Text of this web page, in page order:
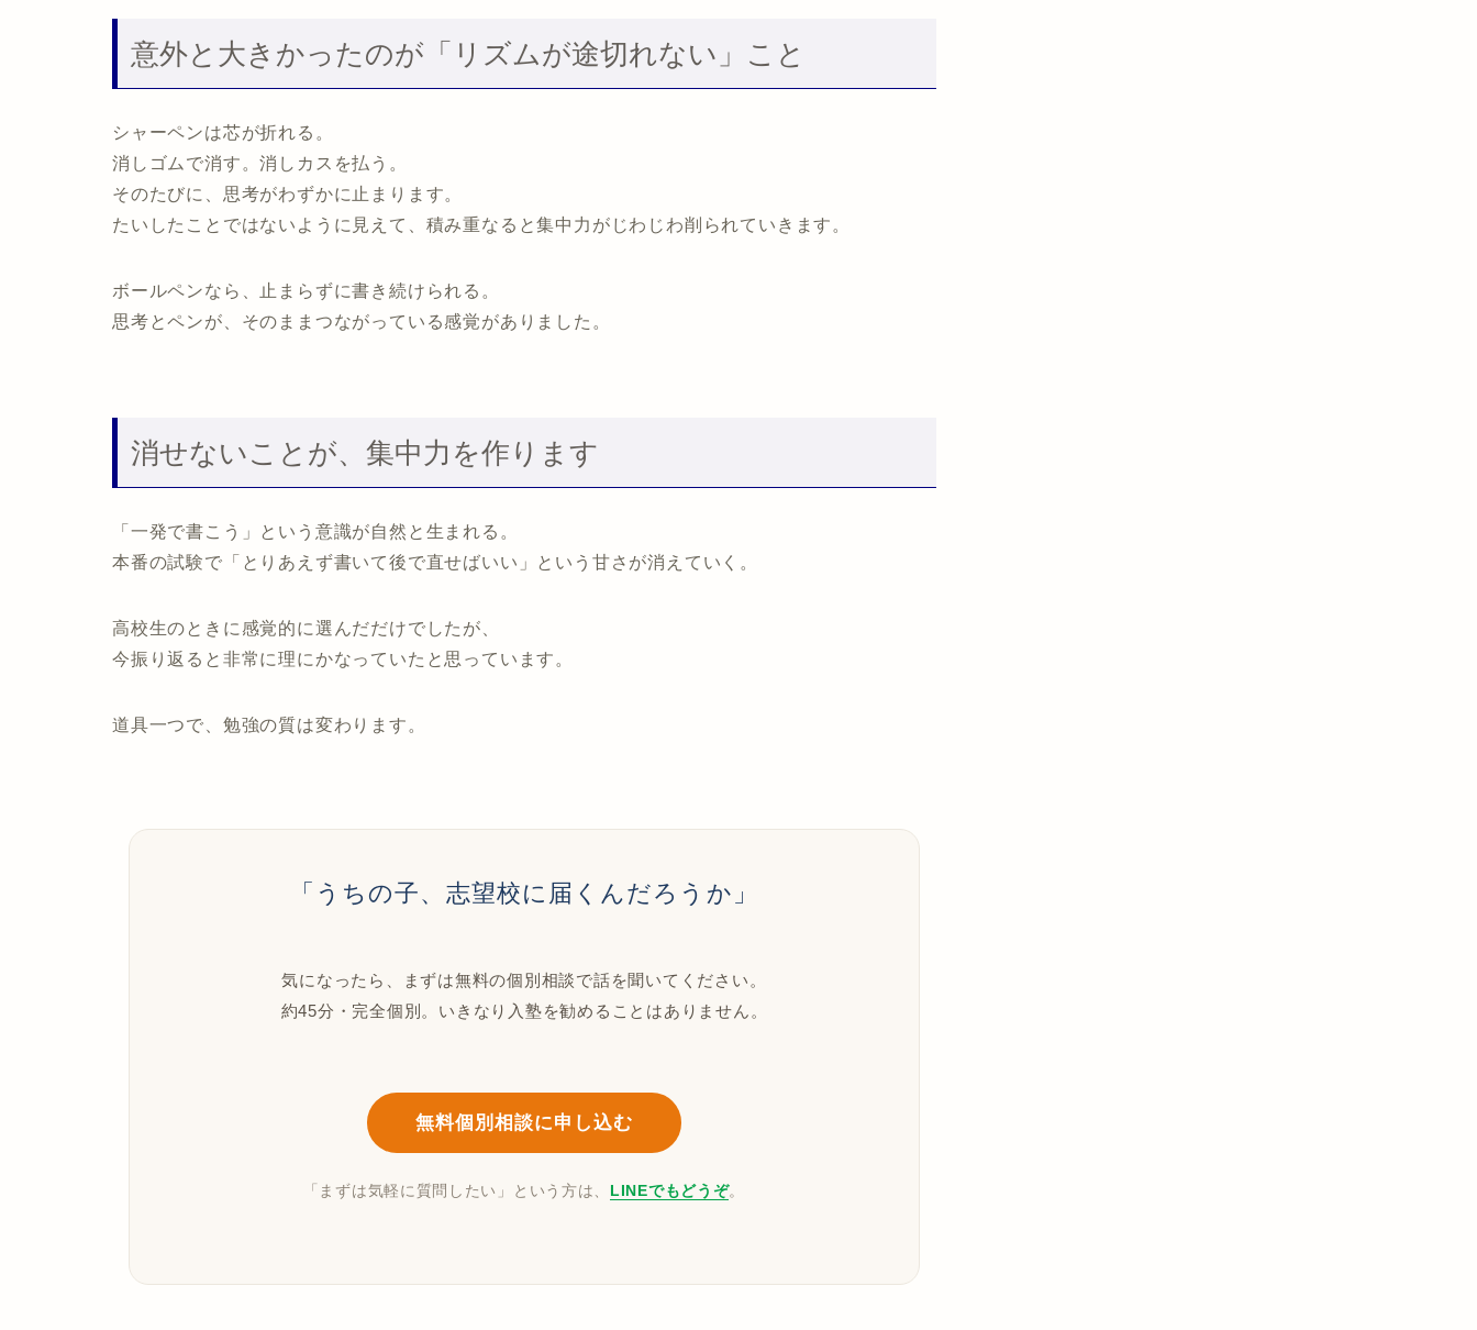
意外と大きかったのが「リズムが途切れない」こと
シャーペンは芯が折れる。
消しゴムで消す。消しカスを払う。
そのたびに、思考がわずかに止まります。
たいしたことではないように見えて、積み重なると集中力がじわじわ削られていきます。
ボールペンなら、止まらずに書き続けられる。
思考とペンが、そのままつながっている感覚がありました。
消せないことが、集中力を作ります
「一発で書こう」という意識が自然と生まれる。
本番の試験で「とりあえず書いて後で直せばいい」という甘さが消えていく。
高校生のときに感覚的に選んだだけでしたが、
今振り返ると非常に理にかなっていたと思っています。
道具一つで、勉強の質は変わります。
「うちの子、志望校に届くんだろうか」
気になったら、まずは無料の個別相談で話を聞いてください。
約45分・完全個別。いきなり入塾を勧めることはありません。
無料個別相談に申し込む
「まずは気軽に質問したい」という方は、 LINEでもどうぞ。